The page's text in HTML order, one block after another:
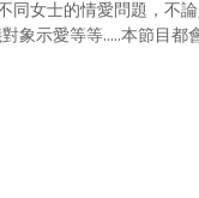
同女士的情愛問題，不
象示愛等等.....本節目